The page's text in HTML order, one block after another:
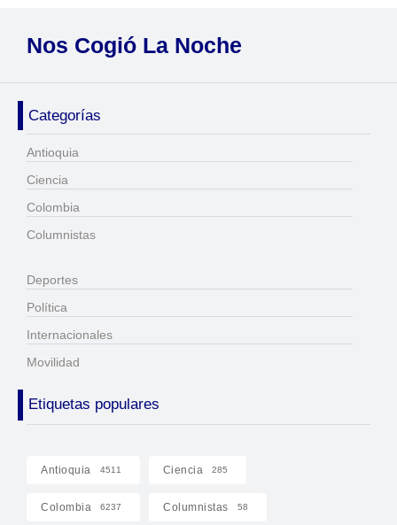
Nos Cogió La Noche
Categorías
Antioquia
Ciencia
Colombia
Columnistas
Deportes
Política
Internacionales
Movilidad
Etiquetas populares
Antioquia 4511 Ciencia 285
Colombia 6237 Columnistas 58